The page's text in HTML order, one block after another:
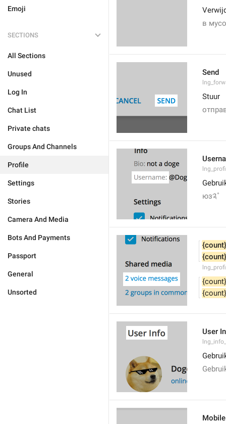
Emoji
SECTIONS
All Sections
Unused
Log In
Chat List
Private chats
Groups And Channels
Profile
Settings
Stories
Camera And Media
Bots And Payments
Passport
General
Unsorted
в
Send
Stuur
юз༉˚
{count}
{count}
{count}
{count}
User
Mobile